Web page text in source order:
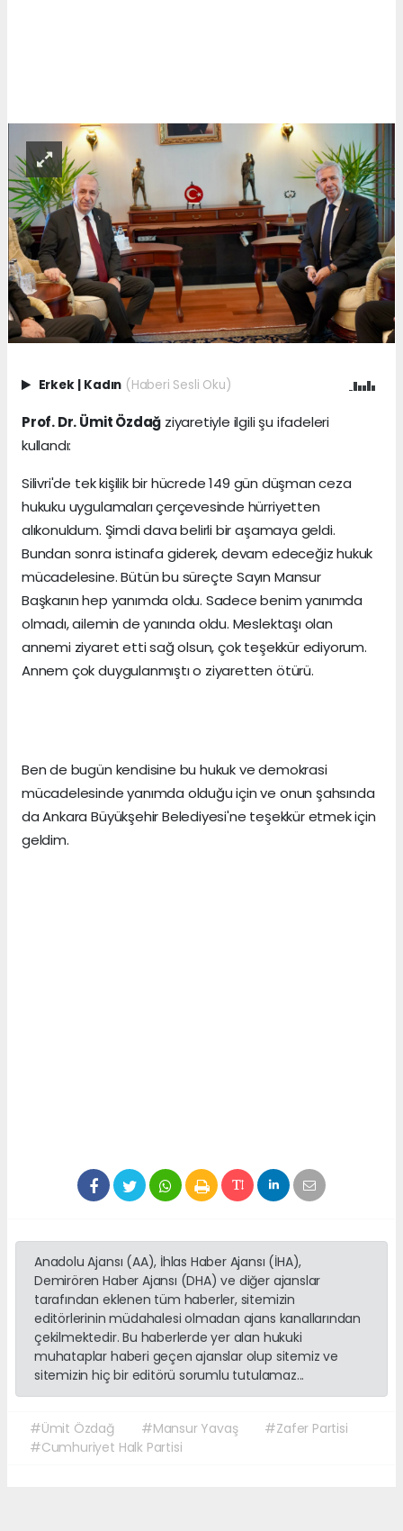
Erkek Kadın (Haberi Sesli Oku)
Prof. Dr. Ümit Özdağ ziyaretiyle ilgili şu ifadeleri
kullandı:
Silivri'de tek kişilik bir hücrede 149 gün düşman ceza
hukuku uygulamaları çerçevesinde hürriyetten
alıkonuldum. Şimdi dava belirli bir aşamaya geldi.
Bundan sonra istinafa giderek, devam edeceğiz hukuk
mücadelesine. Bütün bu süreçte Sayın Mansur
Başkanın hep yanımda oldu. Sadece benim yanımda
olmadı, ailemin de yanında oldu. Meslektaşı olan
annemi ziyaret etti sağ olsun, çok teşekkür ediyorum.
Annem çok duygulanmıştı o ziyaretten ötürü.
Ben de bugün kendisine bu hukuk ve demokrasi
mücadelesinde yanımda olduğu için ve onun şahsında
da Ankara Büyükşehir Belediyesi'ne teşekkür etmek için
geldim.
Anadolu Ajansı (AA), İhlas Haber Ajansı (İHA),
Demirören Haber Ajansı (DHA) ve diğer ajanslar
tarafından eklenen tüm haberler, sitemizin
editörlerinin müdahalesi olmadan ajans kanallarından
çekilmektedir. Bu haberlerde yer alan hukuki
muhataplar haberi geçen ajanslar olup sitemiz ve
sitemizin hiç bir editörü sorumlu tutulamaz...
#Ümit Özdağ #Mansur Yavaş
#Zafer Partisi
#Cumhuriyet Halk Partisi